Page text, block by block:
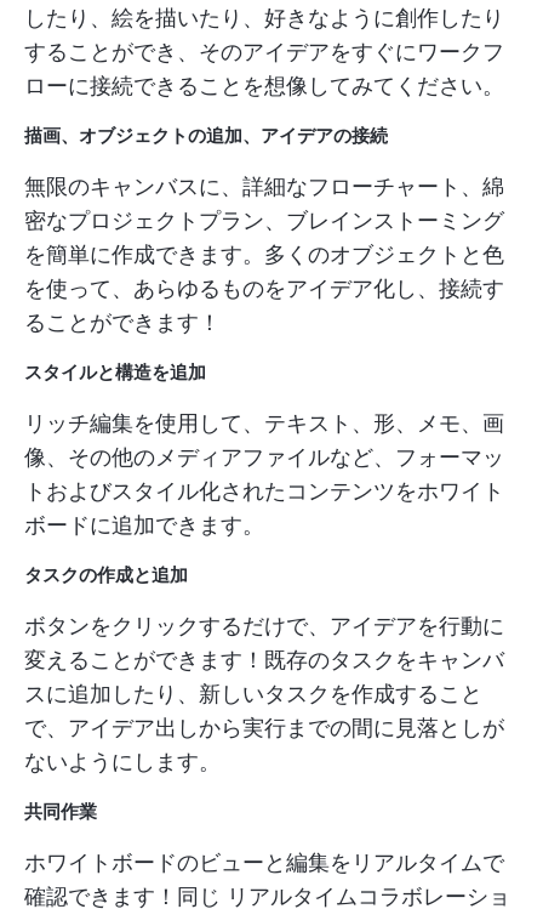
したり、絵を描いたり、好きなように創作したり
することができ、そのアイデアをすぐにワークフ
ローに接続できることを想像してみてください。
描画、オブジェクトの追加、アイデアの接続
無限のキャンバスに、詳細なフローチャート、綿
密なプロジェクトプラン、ブレインストーミング
を簡単に作成できます。多くのオブジェクトと色
を使って、あらゆるものをアイデア化し、接続す
ることができます！
スタイルと構造を追加
リッチ編集を使用して、テキスト、形、メモ、画
像、その他のメディアファイルなど、フォーマッ
トおよびスタイル化されたコンテンツをホワイト
ボードに追加できます。
タスクの作成と追加
ボタンをクリックするだけで、アイデアを行動に
変えることができます！既存のタスクをキャンバ
スに追加したり、新しいタスクを作成すること
で、アイデア出しから実行までの間に見落としが
ないようにします。
共同作業
ホワイトボードのビューと編集をリアルタイムで
確認できます！同じ リアルタイムコラボレーショ